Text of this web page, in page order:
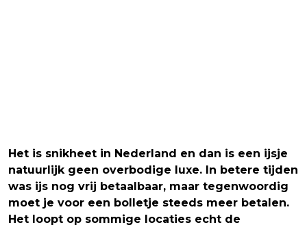
Het is snikheet in Nederland en dan is een ijsje
natuurlijk geen overbodige luxe. In betere tijden
was ijs nog vrij betaalbaar, maar tegenwoordig
moet je voor een bolletje steeds meer betalen.
Het loopt op sommige locaties echt de